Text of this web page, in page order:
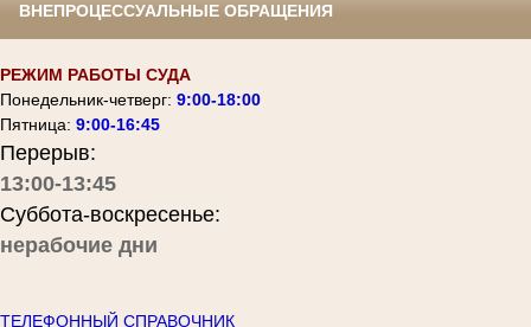
ВНЕПРОЦЕССУАЛЬНЫЕ ОБРАЩЕНИЯ
РЕЖИМ РАБОТЫ СУДА
Понедельник-четверг: 9:00-18:00
Пятница: 9:00-16:45
Перерыв:
13:00-13:45
Суббота-воскресенье:
нерабочие дни
ТЕЛЕФОННЫЙ СПРАВОЧНИК